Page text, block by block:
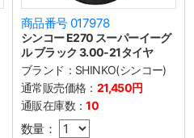
商品番号 017978
シンコー E270 スーパーイーグ
ル ブラック 3.00-21タイヤ
ブランド： SHINKO(シンコー)
通常販売価格： 21,450円
通販在庫数：10
数量：